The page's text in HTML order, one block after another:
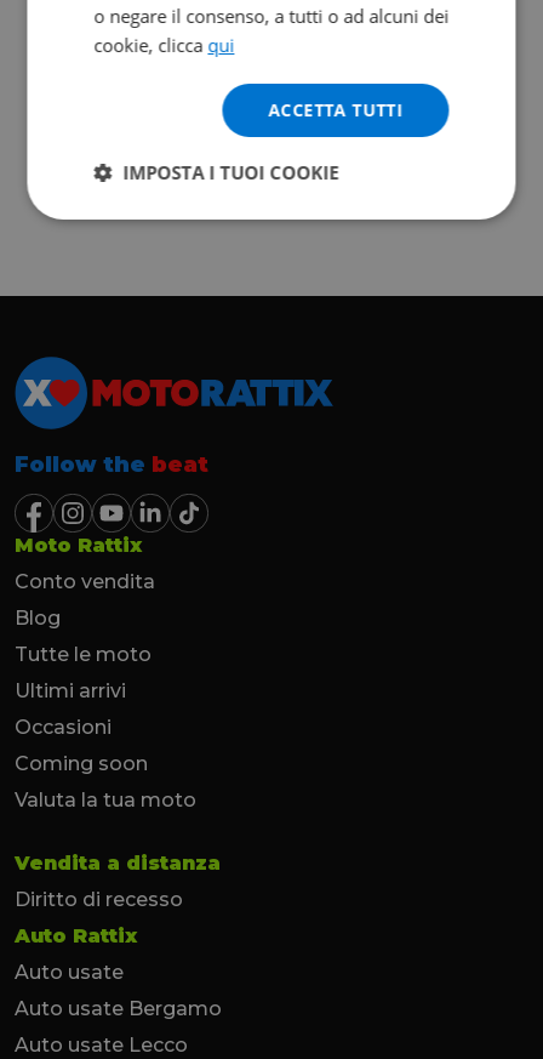
Follow the beat
Moto Rattix
Conto vendita
Blog
Tutte le moto
Ultimi arrivi
Occasioni
Coming soon
Valuta la tua moto
Vendita a distanza
Diritto di recesso
Auto Rattix
Auto usate
Auto usate Bergamo
Auto usate Lecco
o negare il consenso, a tutti o ad alcuni dei
cookie, clicca qui
ACCETTA TUTTI
IMPOSTA I TUOI COOKIE